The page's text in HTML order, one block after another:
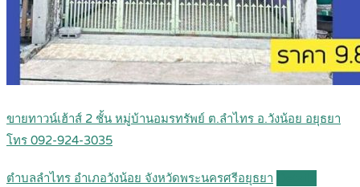
ขายทาวน์เฮ้าส์ 2 ชั้น หมู่บ้านอมรทรัพย์ ต.ลำไทร อ.วังน้อย อยุธยา
โทร 092-924-3035
ตำบลลำไทร อำเภอวังน้อย จังหวัดพระนครศรีอยุธยา